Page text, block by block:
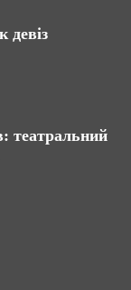
девіз
театральний